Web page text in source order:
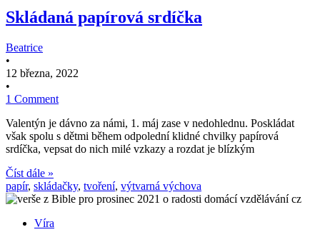
Skládaná papírová srdíčka
Beatrice
•
12 března, 2022
•
1 Comment
Valentýn je dávno za námi, 1. máj zase v nedohlednu. Poskládat
však spolu s dětmi během odpolední klidné chvilky papírová
srdíčka, vepsat do nich milé vzkazy a rozdat je blízkým
Číst dále »
papír, skládačky, tvoření, výtvarná výchova
Víra